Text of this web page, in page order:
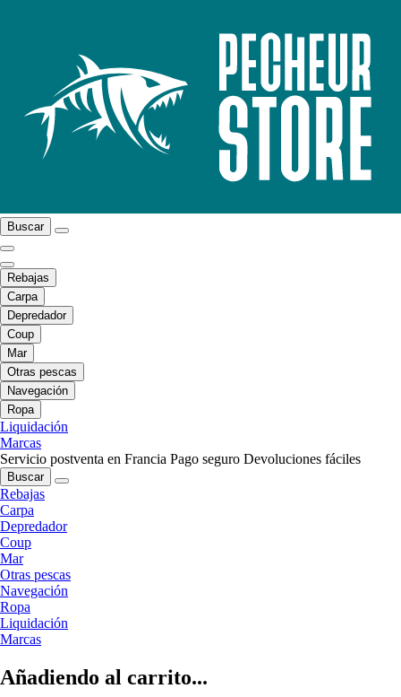
Buscar
Rebajas
Carpa
Depredador
Coup
Mar
Otras pescas
Navegación
Ropa
Liquidación
Marcas
Servicio postventa en Francia Pago seguro Devoluciones fáciles
Buscar
Rebajas
Carpa
Depredador
Coup
Mar
Otras pescas
Navegación
Ropa
Liquidación
Marcas
Añadiendo al carrito...